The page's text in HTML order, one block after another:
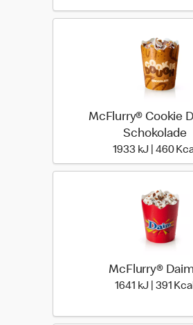
McFlurry® Cookie
Schokolade
1933 kJ | 460
McFlurry®
1641 kJ | 391